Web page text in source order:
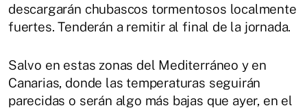
descargarán chubascos tormentosos localmente
fuertes. Tenderán a remitir al final de la jornada.
Salvo en estas zonas del Mediterráneo y en
Canarias, donde las temperaturas seguirán
parecidas o serán algo más bajas que ayer, en el